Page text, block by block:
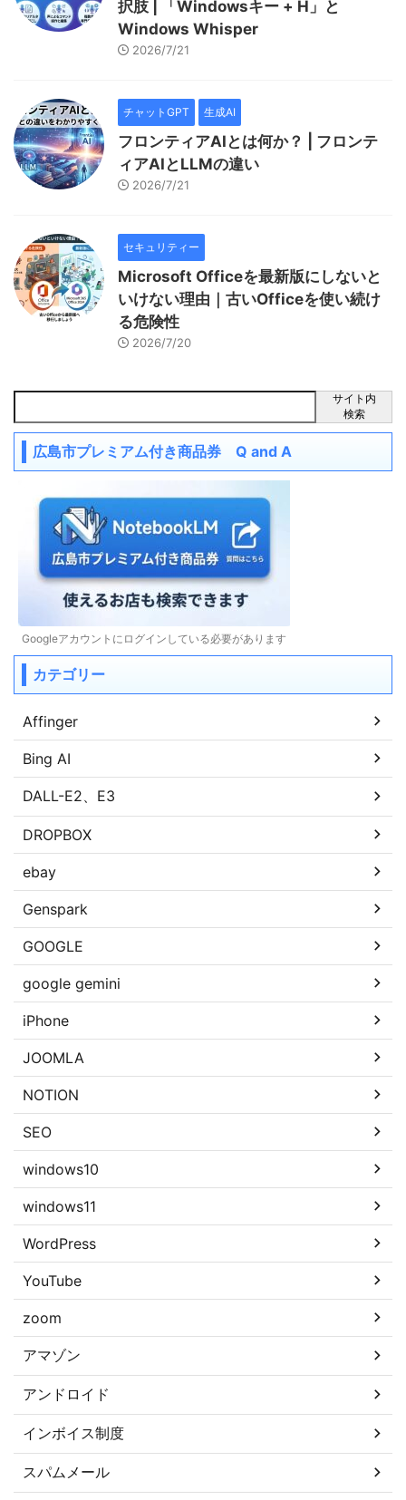
択肢 | 「Windowsキー + H」と
Windows Whisper
2026/7/21
チャットGPT 生成AI
フロンティアAIとは何か？ | フロンテ
ィアAIとLLMの違い
2026/7/21
セキュリティー
Microsoft Officeを最新版にしないと
いけない理由｜古いOfficeを使い続け
る危険性
2026/7/20
サイト内
検索
広島市プレミアム付き商品券 Q and A
Googleアカウントにログインしている必要があります
カテゴリー
Affinger
Bing AI
DALL-E2、E3
DROPBOX
ebay
Genspark
GOOGLE
google gemini
iPhone
JOOMLA
NOTION
SEO
windows10
windows11
WordPress
YouTube
zoom
アマゾン
アンドロイド
インボイス制度
スパムメール